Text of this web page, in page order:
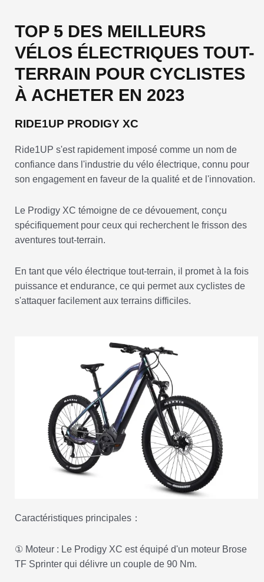
TOP 5 DES MEILLEURS
VÉLOS ÉLECTRIQUES TOUT-
TERRAIN POUR CYCLISTES
À ACHETER EN 2023
RIDE1UP PRODIGY XC
Ride1UP s'est rapidement imposé comme un nom de
confiance dans l'industrie du vélo électrique, connu pour
son engagement en faveur de la qualité et de l'innovation.
Le Prodigy XC témoigne de ce dévouement, conçu
spécifiquement pour ceux qui recherchent le frisson des
aventures tout-terrain.
En tant que vélo électrique tout-terrain, il promet à la fois
puissance et endurance, ce qui permet aux cyclistes de
s'attaquer facilement aux terrains difficiles.
Caractéristiques principales：
① Moteur : Le Prodigy XC est équipé d'un moteur Brose
TF Sprinter qui délivre un couple de 90 Nm.